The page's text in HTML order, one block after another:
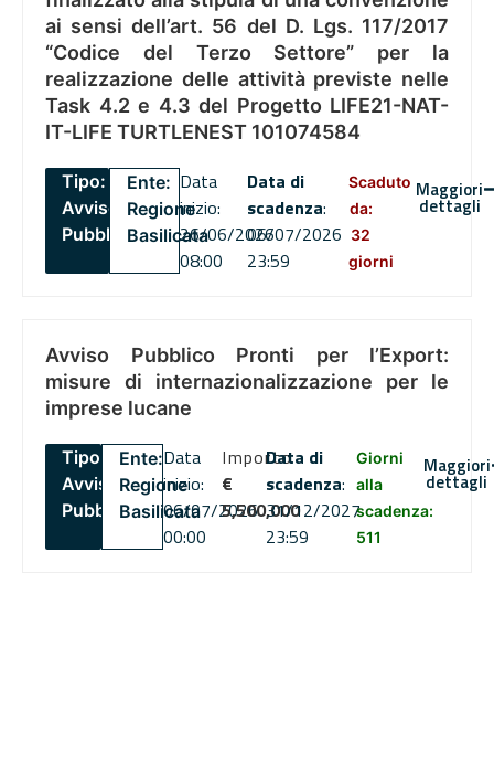
ai sensi dell’art. 56 del D. Lgs. 117/2017
“Codice del Terzo Settore” per la
realizzazione delle attività previste nelle
Task 4.2 e 4.3 del Progetto LIFE21-NAT-
IT-LIFE TURTLENEST 101074584
Tipo:
Avviso
Pubblico
Ente:
Regione
Basilicata
Data
inizio:
26/06/2026
08:00
Data di
scadenza:
06/07/2026
23:59
Scaduto
da:
32
giorni
Maggiori
dettagli
Avviso Pubblico Pronti per l’Export:
misure di internazionalizzazione per le
imprese lucane
Tipo:
Avviso
Pubblico
Ente:
Regione
Basilicata
Data
inizio:
06/07/2026
00:00
Importo
€
5,500,000
Data di
scadenza:
31/12/2027
23:59
Giorni
alla
scadenza:
511
Maggiori
dettagli